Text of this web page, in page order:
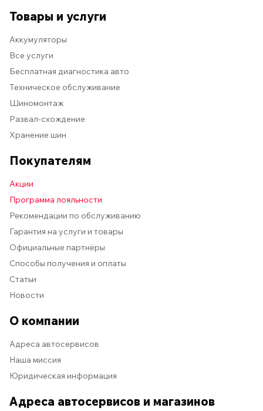
Товары и услуги
Аккумуляторы
Все услуги
Бесплатная диагностика авто
Техническое обслуживание
Шиномонтаж
Развал-схождение
Хранение шин
Покупателям
Акции
Программа лояльности
Рекомендации по обслуживанию
Гарантия на услуги и товары
Официальные партнёры
Способы получения и оплаты
Статьи
Новости
О компании
Адреса автосервисов
Наша миссия
Юридическая информация
Адреса автосервисов и магазинов